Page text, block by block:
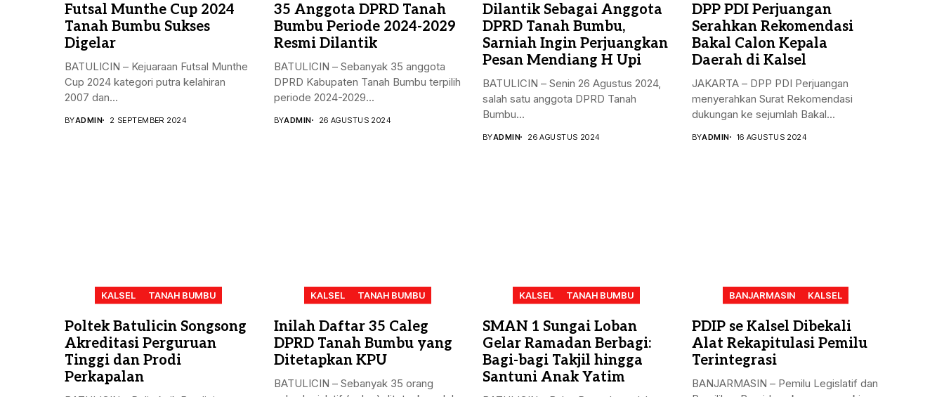
Futsal Munthe Cup 2024
Tanah Bumbu Sukses
Digelar
BATULICIN – Kejuaraan Futsal Munthe
Cup 2024 kategori putra kelahiran
2007 dan...
BYADMIN 2 SEPTEMBER 2024
35 Anggota DPRD Tanah
Bumbu Periode 2024-2029
Resmi Dilantik
BATULICIN – Sebanyak 35 anggota
DPRD Kabupaten Tanah Bumbu terpilih
periode 2024-2029...
BYADMIN 26 AGUSTUS 2024
Dilantik Sebagai Anggota
DPRD Tanah Bumbu,
Sarniah Ingin Perjuangkan
Pesan Mendiang H Upi
BATULICIN – Senin 26 Agustus 2024,
salah satu anggota DPRD Tanah
Bumbu...
BYADMIN 26 AGUSTUS 2024
DPP PDI Perjuangan
Serahkan Rekomendasi
Bakal Calon Kepala
Daerah di Kalsel
JAKARTA – DPP PDI Perjuangan
menyerahkan Surat Rekomendasi
dukungan ke sejumlah Bakal...
BYADMIN 16 AGUSTUS 2024
KALSEL TANAH BUMBU
Poltek Batulicin Songsong
Akreditasi Perguruan
Tinggi dan Prodi
Perkapalan
KALSEL TANAH BUMBU
Inilah Daftar 35 Caleg
DPRD Tanah Bumbu yang
Ditetapkan KPU
BATULICIN – Sebanyak 35 orang
KALSEL TANAH BUMBU
SMAN 1 Sungai Loban
Gelar Ramadan Berbagi:
Bagi-bagi Takjil hingga
Santuni Anak Yatim
BANJARMASIN KALSEL
PDIP se Kalsel Dibekali
Alat Rekapitulasi Pemilu
Terintegrasi
BANJARMASIN – Pemilu Legislatif dan